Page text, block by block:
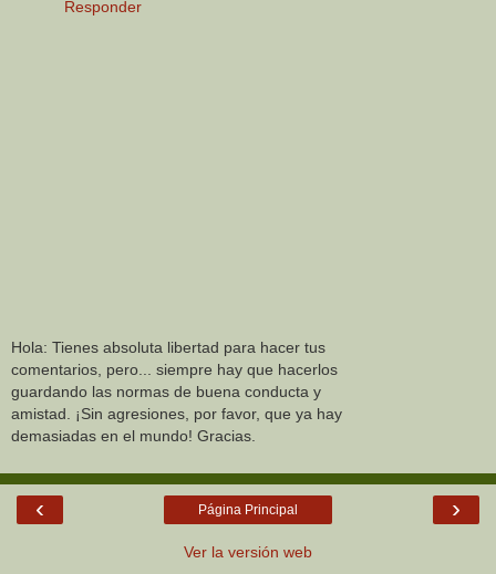
Responder
Hola: Tienes absoluta libertad para hacer tus
comentarios, pero... siempre hay que hacerlos
guardando las normas de buena conducta y
amistad. ¡Sin agresiones, por favor, que ya hay
demasiadas en el mundo! Gracias.
‹ ›
Página Principal
Ver la versión web